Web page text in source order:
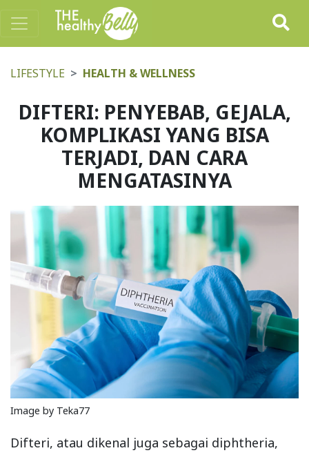
LIFESTYLE HEALTH & WELLNESS
DIFTERI: PENYEBAB, GEJALA,
KOMPLIKASI YANG BISA
TERJADI, DAN CARA
MENGATASINYA
Image by Teka77
Difteri, atau dikenal juga sebagai diphtheria,